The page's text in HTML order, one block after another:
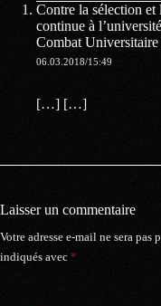
Contre la sélection et
continue à
Combat
06.03.2018/15:49
[…] […]
Laisser un commentaire
Votre adresse e-mail ne sera pas
indiqués avec *